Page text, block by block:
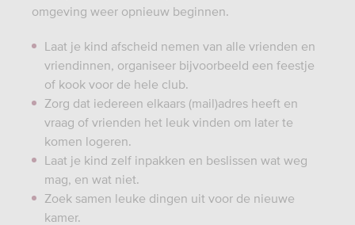
omgeving weer opnieuw beginnen.
Laat je kind afscheid nemen van alle vrienden en
vriendinnen, organiseer bijvoorbeeld een feestje
of kook voor de hele club.
Zorg dat iedereen elkaars (mail)adres heeft en
vraag of vrienden het leuk vinden om later te
komen logeren.
Laat je kind zelf inpakken en beslissen wat weg
mag, en wat niet.
Zoek samen leuke dingen uit voor de nieuwe
kamer.